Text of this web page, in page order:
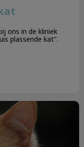
ons in de kliniek
plassende kat".